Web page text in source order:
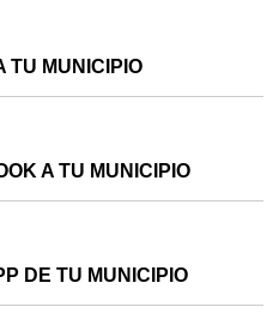
TU MUNICIPIO
A TU MUNICIPIO
DE TU MUNICIPIO